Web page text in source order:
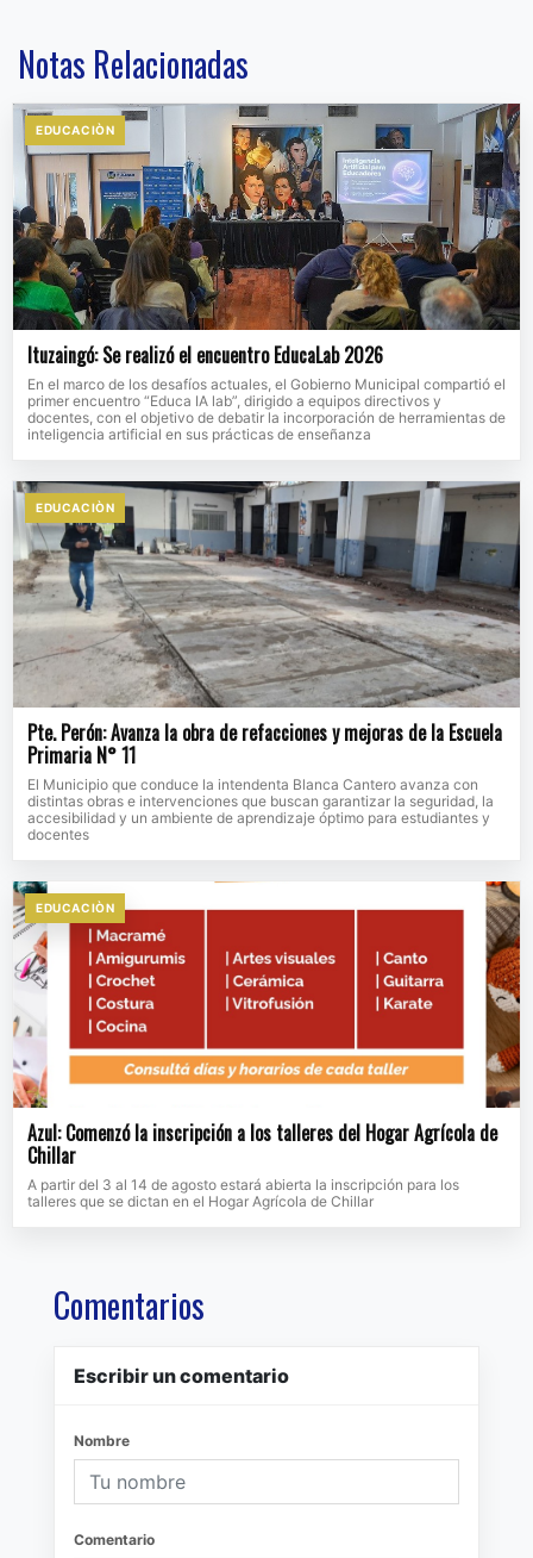
Notas Relacionadas
EDUCACIÒN
Ituzaingó: Se realizó el encuentro EducaLab 2026
En el marco de los desafíos actuales, el Gobierno Municipal compartió el
primer encuentro “Educa IA lab”, dirigido a equipos directivos y
docentes, con el objetivo de debatir la incorporación de herramientas de
inteligencia artificial en sus prácticas de enseñanza
EDUCACIÒN
Pte. Perón: Avanza la obra de refacciones y mejoras de la Escuela
Primaria N° 11
El Municipio que conduce la intendenta Blanca Cantero avanza con
distintas obras e intervenciones que buscan garantizar la seguridad, la
accesibilidad y un ambiente de aprendizaje óptimo para estudiantes y
docentes
EDUCACIÒN
Azul: Comenzó la inscripción a los talleres del Hogar Agrícola de
Chillar
A partir del 3 al 14 de agosto estará abierta la inscripción para los
talleres que se dictan en el Hogar Agrícola de Chillar
Comentarios
Escribir un comentario
Nombre
Comentario